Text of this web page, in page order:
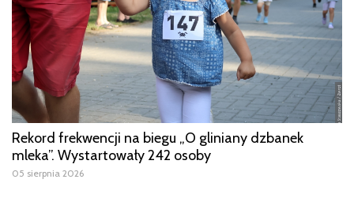
Rekord frekwencji na biegu „O gliniany dzbanek
mleka”. Wystartowały 242 osoby
05 sierpnia 2026